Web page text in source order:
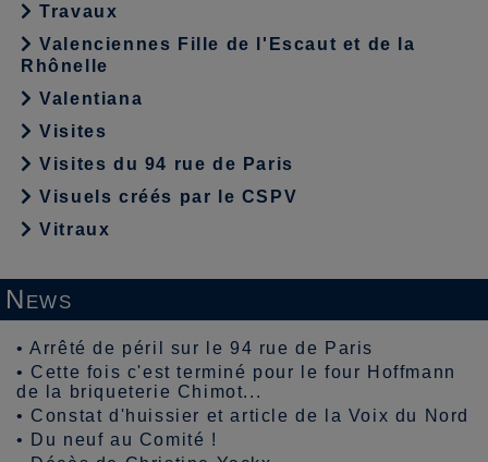
Travaux
Valenciennes Fille de l'Escaut et de la
Rhônelle
Valentiana
Visites
Visites du 94 rue de Paris
Visuels créés par le CSPV
Vitraux
News
•Arrêté de péril sur le 94 rue de Paris
• Cette fois c'est terminé pour le four Hoffmann
de la briqueterie Chimot...
• Constat d'huissier et article de la Voix du Nord
•
Du neuf au Comité !